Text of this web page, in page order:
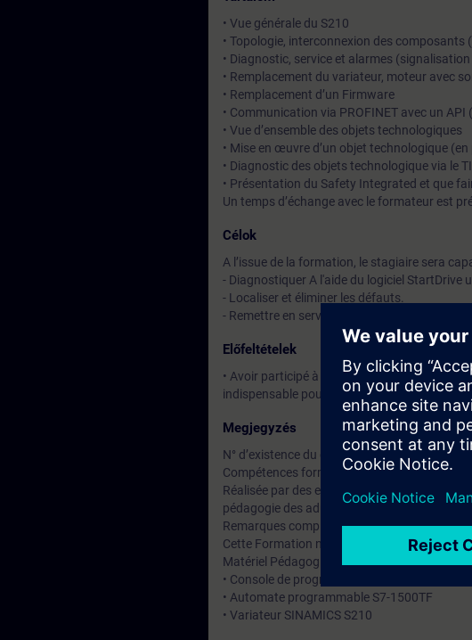
• Vue générale du S210
• Topologie, interconnexion des composants
• Diagnostic, service et alarmes
• Remplacement du variateur, moteur avec
• Remplacement d’un Firmware
• Communication via PROFINET avec un
• Vue d’ensemble des objets technologiques
• Mise en œuvre d’un objet technologique
• Diagnostic des objets technologique via le
• Présentation du Safety Integrated et que
Un temps d’échange avec le formateur est
Célok
A l’issue de la formation, le stagiaire sera
- Diagnostiquer A l'aide du logiciel StartDrive
- Localiser et éliminer les défauts.
- Remettre en service le variateur SINAMICS
Előfeltételek
• Avoir participé à la formation TIA Portal
indispensable pour atteindre les objectifs.
Megjegyzés
N° d’existence du centre de formation
Compétences formateur :
Réalisée par des experts assurant au
pédagogie des adultes avec un suivi et une
Remarques complémentaires :
Cette Formation ne convient pas à la gamme
Matériel Pédagogique (à titre indicatif par
• Console de programmation (TIA-PORTAL
• Automate programmable S7-1500TF
• Variateur SINAMICS S210